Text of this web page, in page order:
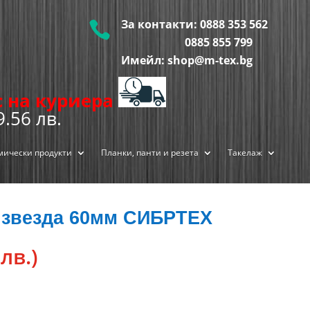
 За контакти:0888 353 562
0885 855799
Имейл: shop@m-tex.bg
на куриера
лв.
продукти Планки, панти и резета Такелаж
60мм СИБРТЕХ